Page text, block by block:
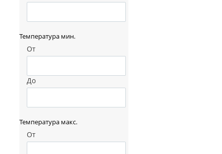
Температура мин.
От
До
Температура макс.
От